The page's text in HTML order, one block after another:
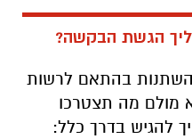
הגשת הבקשה?
בהתאם לרשות
מולם מה תצטרכו
להגיש בדרך כלל: